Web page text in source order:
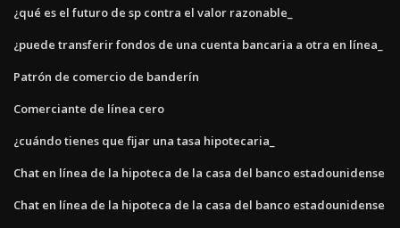
¿qué es el futuro de sp contra el valor razonable_
¿puede transferir fondos de una cuenta bancaria a otra en línea_
Patrón de comercio de banderín
Comerciante de línea cero
¿cuándo tienes que fijar una tasa hipotecaria_
Chat en línea de la hipoteca de la casa del banco estadounidense
Chat en línea de la hipoteca de la casa del banco estadounidense